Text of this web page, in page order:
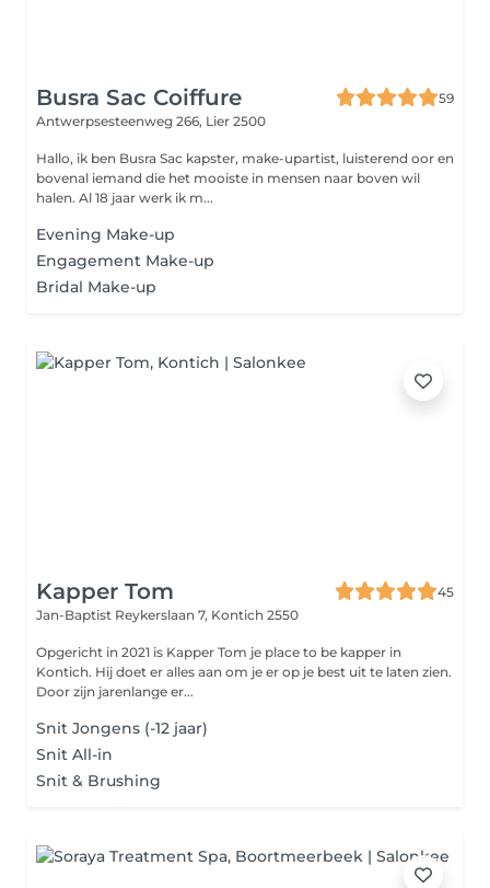
Busra Sac Coiffure
59
Antwerpsesteenweg 266, Lier 2500
Hallo, ik ben Busra Sac kapster, make-upartist, luisterend oor en
bovenal iemand die het mooiste in mensen naar boven wil
halen. Al 18 jaar werk ik m...
Evening Make-up
Engagement Make-up
Bridal Make-up
Kapper Tom
45
Jan-Baptist Reykerslaan 7, Kontich 2550
Opgericht in 2021 is Kapper Tom je place to be kapper in
Kontich. Hij doet er alles aan om je er op je best uit te laten zien.
Door zijn jarenlange er...
Snit Jongens (-12 jaar)
Snit All-in
Snit & Brushing